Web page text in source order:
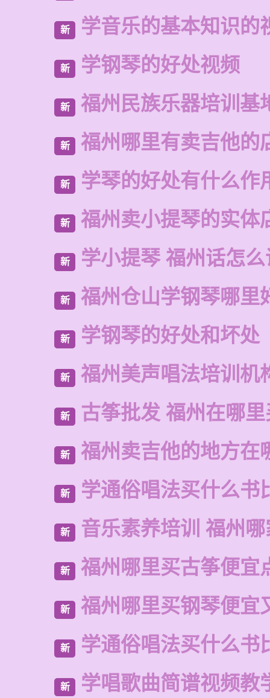
新 学音乐的基本知识的
新 学钢琴的好处视频
新 福州民族乐器培训基
新 福州哪里有卖吉他的
新 学琴的好处有什么作
新 福州卖小提琴的实体
新 学小提琴 福州话怎
新 福州仓山学钢琴哪里
新 学钢琴的好处和坏处
新 福州美声唱法培训机
新 古筝批发 福州在哪
新 福州卖吉他的地方在
新 学通俗唱法买什么书
新 音乐素养培训 福州
新 福州哪里买古筝便宜
新 福州哪里买钢琴便宜
新 学通俗唱法买什么书
新 学唱歌曲简谱视频教